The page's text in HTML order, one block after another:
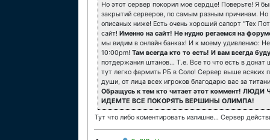
Но этот сервер покорил мое сердце! Поверьте! Я
закрытий серверов, по самым разным причинам.
описаных ниже! Есть очень хороший сапорт "Тех
сайт! Именно на сайт! Не нудно регаемся на
мы видим в онлайн банках! И к моему удивлению:
10:00pm! Там всегда кто то есть! И вам всегда
потдержания штанов... Т.е. Все то что есть в
тут легко фармить РБ в Соло! Сервер выше всяких
души, от лица всех игроков благодарю вас за
Обращусь к тем кто читает этот коммент!
ИДЕМТЕ ВСЕ ПОКОРЯТЬ ВЕРШИНЫ ОЛИМПА!
Тут что либо коментировать излишне... Сервер